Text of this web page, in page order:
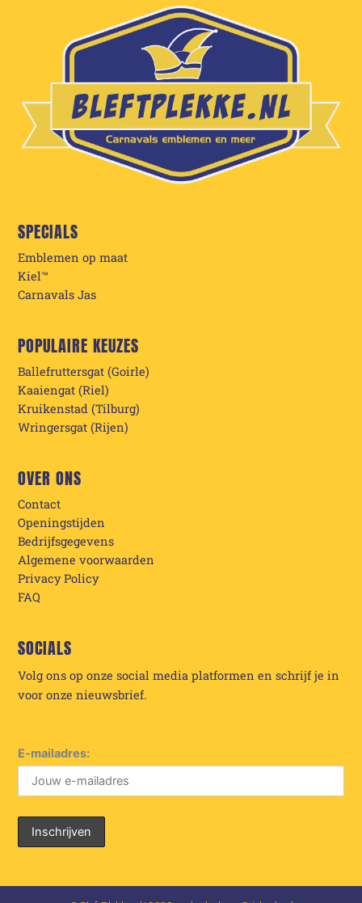
SPECIALS
Emblemen op maat
Kiel™
Carnavals Jas
POPULAIRE KEUZES
Ballefruttersgat (Goirle)
Kaaiengat (Riel)
Kruikenstad (Tilburg)
Wringersgat (Rijen)
OVER ONS
Contact
Openingstijden
Bedrijfsgegevens
Algemene voorwaarden
Privacy Policy
FAQ
SOCIALS
Volg ons op onze social media platformen en schrijf je in
voor onze nieuwsbrief.
E-mailadres: